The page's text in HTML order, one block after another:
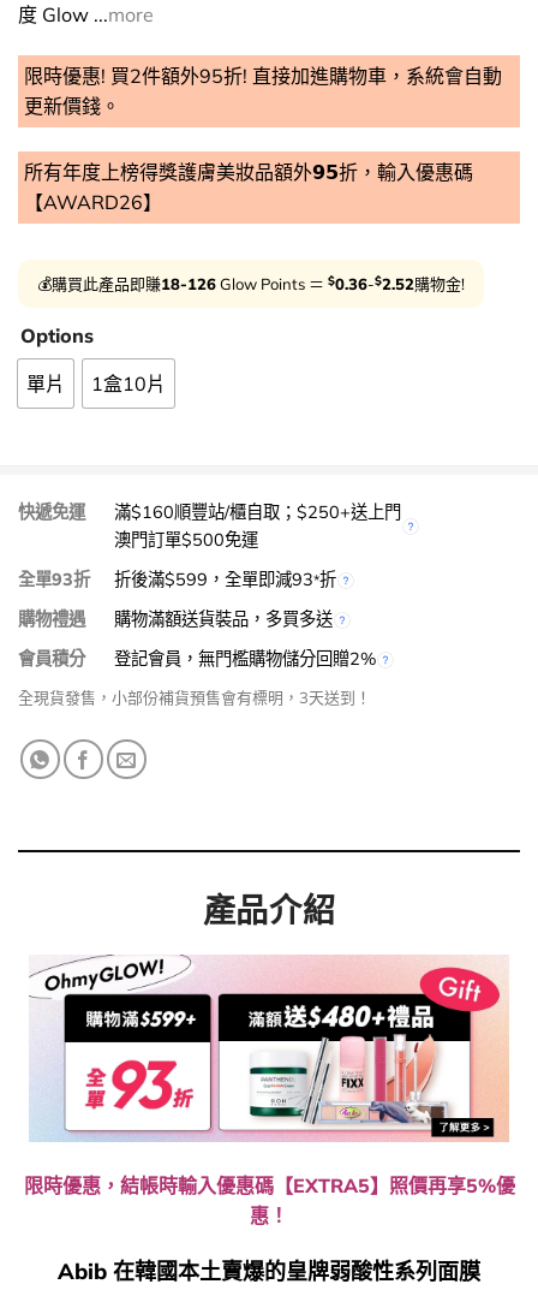
度 Glow ...more
限時優惠! 買2件額外95折! 直接加進購物車，系統會自動
更新價錢。
所有年度上榜得獎護膚美妝品額外𝟵𝟱折，輸入優惠碼
【AWARD26】
💰購買此產品即賺18-126Glow Points ＝ $0.36-$2.52購物金!
Options
單片 1盒10片
快遞免運
滿$160順豐站/櫃自取；$250+送上門
澳門訂單$500免運
全單93折
折後滿$599，全單即減93*折
購物禮遇
購物滿額送貨裝品，多買多送
會員積分
登記會員，無門檻購物儲分回贈2%
全現貨發售，小部份補貨預售會有標明，3天送到！
產品介紹
限時優惠，結帳時輸入優惠碼【EXTRA5】照價再享5%優
惠！
Abib 在韓國本土賣爆的皇牌弱酸性系列面膜